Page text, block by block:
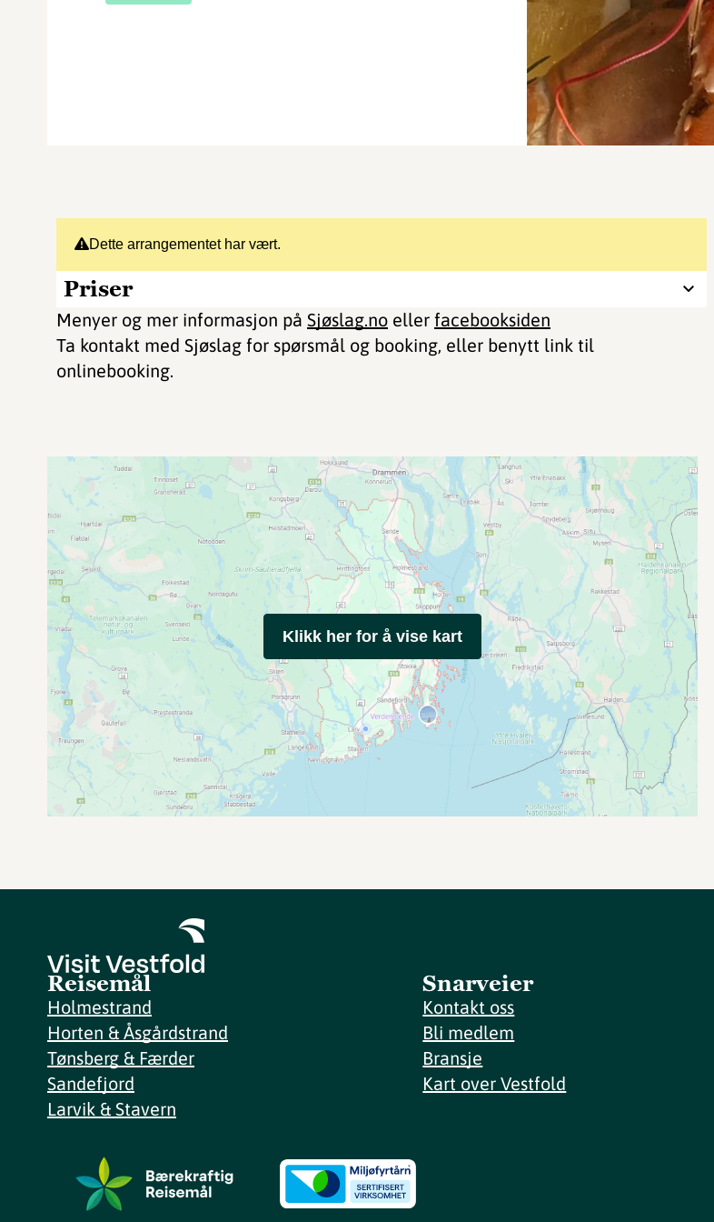
Dette arrangementet har vært.
Priser
Menyer og mer informasjon på Sjøslag.no eller facebooksiden
Ta kontakt med Sjøslag for spørsmål og booking, eller benytt link til
onlinebooking.
Klikk her for å vise kart
Reisemål
Holmestrand
Horten & Åsgårdstrand
Tønsberg & Færder
Sandefjord
Larvik & Stavern
Snarveier
Kontakt oss
Bli medlem
Bransje
Kart over Vestfold